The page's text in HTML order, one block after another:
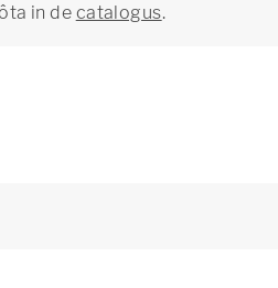
in de catalogus.